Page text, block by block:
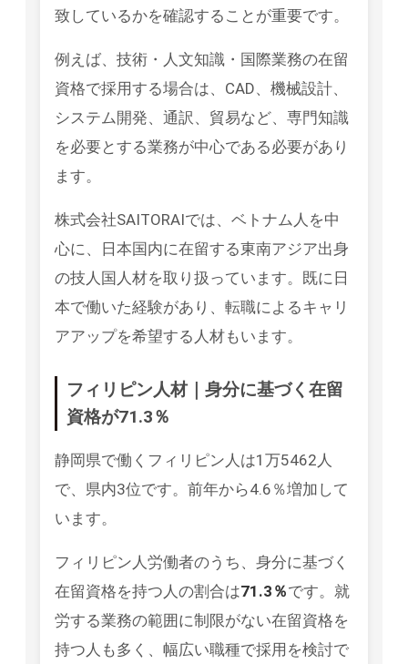
致しているかを確認することが重要です。
例えば、技術・人文知識・国際業務の在留
資格で採用する場合は、CAD、機械設計、
システム開発、通訳、貿易など、専門知識
を必要とする業務が中心である必要があり
ます。
株式会社SAITORAIでは、ベトナム人を中
心に、日本国内に在留する東南アジア出身
の技人国人材を取り扱っています。既に日
本で働いた経験があり、転職によるキャリ
アアップを希望する人材もいます。
フィリピン人材｜身分に基づく在留
資格が71.3％
静岡県で働くフィリピン人は1万5462人
で、県内3位です。前年から4.6％増加して
います。
フィリピン人労働者のうち、身分に基づく
在留資格を持つ人の割合は71.3％です。就
労する業務の範囲に制限がない在留資格を
持つ人も多く、幅広い職種で採用を検討で